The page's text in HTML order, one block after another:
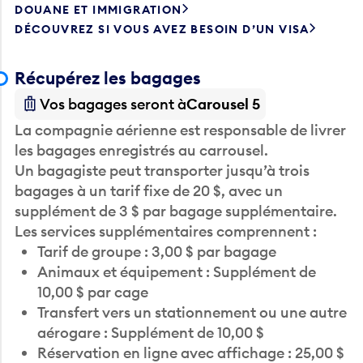
DOUANE ET IMMIGRATION
DÉCOUVREZ SI VOUS AVEZ BESOIN D’UN VISA
Récupérez les bagages
Vos bagages seront àCarousel 5
La compagnie aérienne est responsable de livrer
les bagages enregistrés au carrousel.
Un bagagiste peut transporter jusqu’à trois
bagages à un tarif fixe de 20 $, avec un
supplément de 3 $ par bagage supplémentaire.
Les services supplémentaires comprennent :
Tarif de groupe : 3,00 $ par bagage
Animaux et équipement : Supplément de
10,00 $ par cage
Transfert vers un stationnement ou une autre
aérogare : Supplément de 10,00 $
Réservation en ligne avec affichage : 25,00 $